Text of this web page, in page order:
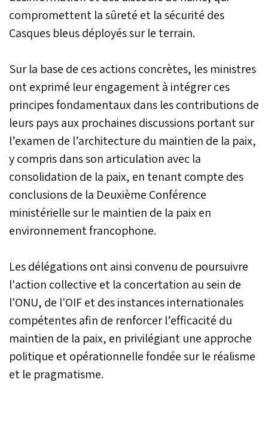
compromettent la sûreté et la sécurité des
Casques bleus déployés sur le terrain.
Sur la base de ces actions concrètes, les ministres
ont exprimé leur engagement à intégrer ces
principes fondamentaux dans les contributions de
leurs pays aux prochaines discussions portant sur
l’examen de l’architecture du maintien de la paix,
y compris dans son articulation avec la
consolidation de la paix, en tenant compte des
conclusions de la Deuxième Conférence
ministérielle sur le maintien de la paix en
environnement francophone.
Les délégations ont ainsi convenu de poursuivre
l'action collective et la concertation au sein de
l'ONU, de l'OIF et des instances internationales
compétentes afin de renforcer l’efficacité du
maintien de la paix, en privilégiant une approche
politique et opérationnelle fondée sur le réalisme
et le pragmatisme.